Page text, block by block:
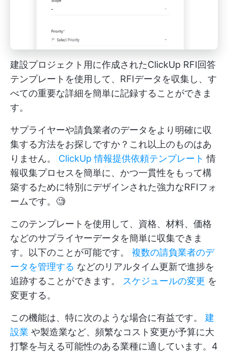
建設プロジェクト用に作成されたClickUp RFI回答
テンプレートを使用して、RFIデータを収集し、す
べての重要な詳細を簡単に記録することができま
す。
サプライヤーや請負業者のデータをより明確に収
集する方法をお探しですか？これ以上のものはあ
りません。 ClickUp 情報提供依頼テンプレート 情
報収集プロセスを簡単に、かつ一貫性をもって構
築するために特別にデザインされた強力なRFIフォ
ームです。🧐
このテンプレートを使用して、資格、材料、価格
などのサプライヤーデータを簡単に収集できま
す。以下のことが可能です。 複数の請負業者のデ
ータを管理する などのリアルタイム更新で進捗を
追跡することができます。
スケジュールの変更 を
変更する。
この機能は、特に次のような場合に有益です。 建
設業 や製造業など、頻繁なコスト変更が予算に大
打撃を与える可能性のある業種に適しています。4